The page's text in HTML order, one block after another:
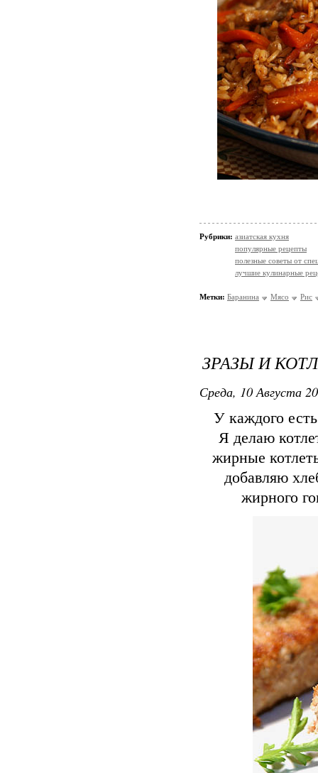
Рубрики: азиатская кухня
популярные рецепты
полезные советы от
лучшие кулинарные
Метки: Баранина Мясо Рис
ЗРАЗЫ И
Среда, 10 Августа
У каждого
Я делаю
жирные
добавляю
жирного